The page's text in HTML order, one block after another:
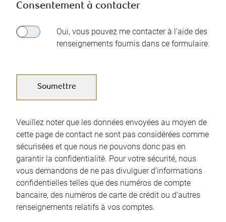
Consentement à contacter
Oui, vous pouvez me contacter à l’aide des
renseignements fournis dans ce formulaire.
Veuillez noter que les données envoyées au moyen de
cette page de contact ne sont pas considérées comme
sécurisées et que nous ne pouvons donc pas en
garantir la confidentialité. Pour votre sécurité, nous
vous demandons de ne pas divulguer d’informations
confidentielles telles que des numéros de compte
bancaire, des numéros de carte de crédit ou d’autres
renseignements relatifs à vos comptes.